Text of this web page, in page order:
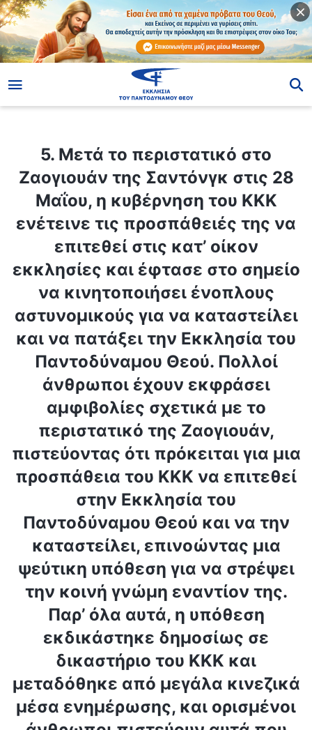
5. Μετά το περιστατικό στο
Ζαογιουάν της Σαντόνγκ στις 28
Μαΐου, η κυβέρνηση του ΚΚΚ
ενέτεινε τις προσπάθειές της να
επιτεθεί στις κατ’ οίκον
εκκλησίες και έφτασε στο σημείο
να κινητοποιήσει ένοπλους
αστυνομικούς για να καταστείλει
και να πατάξει την Εκκλησία του
Παντοδύναμου Θεού. Πολλοί
άνθρωποι έχουν εκφράσει
αμφιβολίες σχετικά με το
περιστατικό της Ζαογιουάν,
πιστεύοντας ότι πρόκειται για μια
προσπάθεια του ΚΚΚ να επιτεθεί
στην Εκκλησία του
Παντοδύναμου Θεού και να την
καταστείλει, επινοώντας μια
ψεύτικη υπόθεση για να στρέψει
την κοινή γνώμη εναντίον της.
Παρ’ όλα αυτά, η υπόθεση
εκδικάστηκε δημοσίως σε
δικαστήριο του ΚΚΚ και
μεταδόθηκε από μεγάλα κινεζικά
μέσα ενημέρωσης, και ορισμένοι